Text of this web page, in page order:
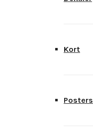
Kort
Posters